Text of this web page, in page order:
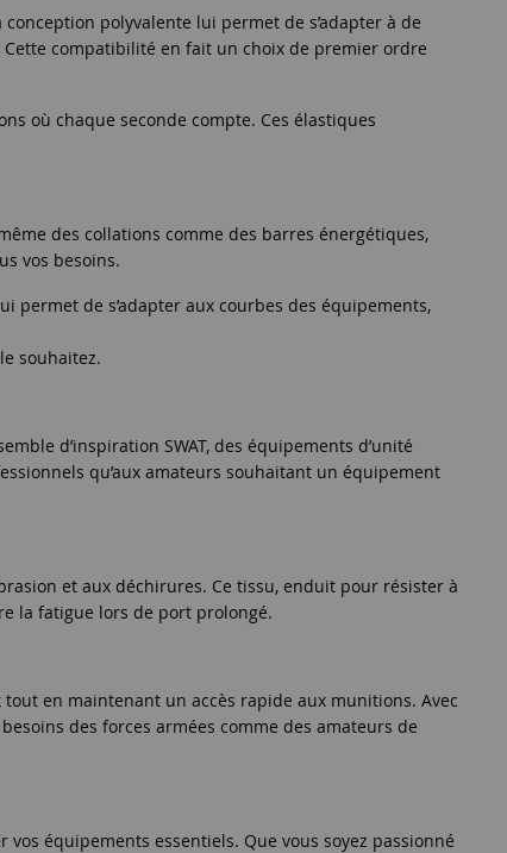
polyvalente lui permet de s’adapter à de
Cette compatibilité en fait un choix de premier ordre
où chaque seconde compte. Ces élastiques
des collations comme des barres énergétiques,
vos besoins.
permet de s’adapter aux courbes des équipements,
souhaitez.
d’inspiration SWAT, des équipements d’unité
qu’aux amateurs souhaitant un équipement
et aux déchirures. Ce tissu, enduit pour résister à
la fatigue lors de port prolongé.
en maintenant un accès rapide aux munitions. Avec
des forces armées comme des amateurs de
équipements essentiels. Que vous soyez passionné